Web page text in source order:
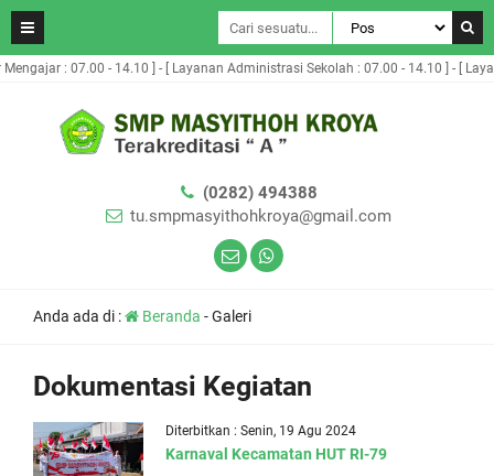
: 07.00 - 14.10 ] - [ Layanan Administrasi Sekolah : 07.00 - 14.10 ] - [
(0282) 494388
tu.smpmasyithohkroya@gmail.com
Anda ada di : Beranda -Galeri
Dokumentasi Kegiatan
Diterbitkan : Senin, 19 Agu 2024
Karnaval Kecamatan HUT RI-79